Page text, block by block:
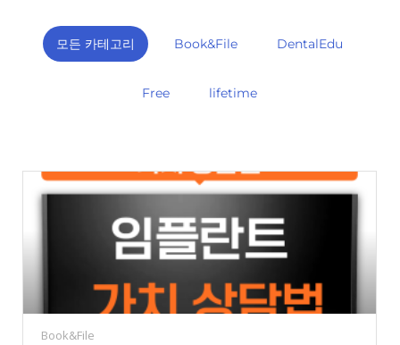
모든 카테고리 Book&File DentalEdu
Free lifetime
Book&File